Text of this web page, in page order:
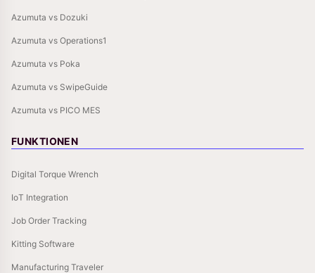
Azumuta vs Dozuki
Azumuta vs Operations1
Azumuta vs Poka
Azumuta vs SwipeGuide
Azumuta vs PICO MES
FUNKTIONEN
Digital Torque Wrench
IoT Integration
Job Order Tracking
Kitting Software
Manufacturing Traveler